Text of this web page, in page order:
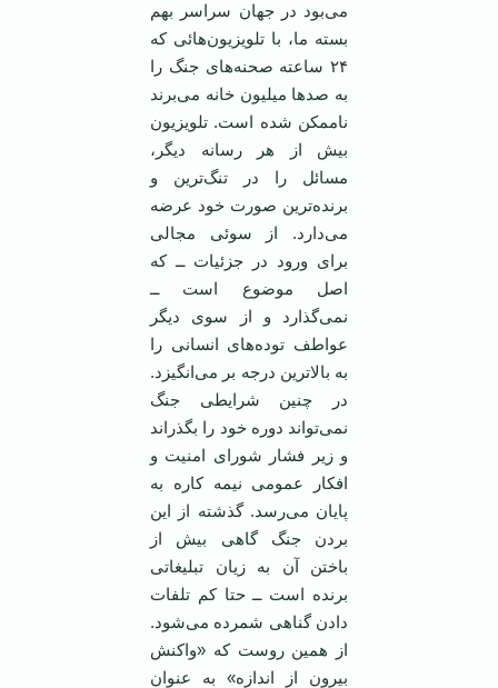
می‌بود در جهان سراسر بهم
بسته ما، با تلویزیون‌هائی که
۲۴ ساعته صحنه‌های جنگ را
به صد‌ها میلیون خانه می‌برند
نا‌ممکن شده است. تلویزیون
بیش از هر رسانه دیگر،
مسائل را در تنگ‌ترین و
برنده‌ترین صورت خود عرضه
می‌دارد. از سوئی مجالی
برای ورود در جزئیات ــ که
اصل موضوع است ــ
نمی‌گذارد و از سوی دیگر
عواطف توده‌های انسانی را
به بالا‌ترین درجه بر می‌انگیزد.
در چنین شرایطی جنگ
نمی‌تواند دوره خود را بگذراند
و زیر فشار شورای امنیت و
افکار عمومی ‌نیمه کاره به
پایان می‌رسد. گذشته از این
بردن جنگ گاهی بیش از
باختن آن به زیان تبلیغاتی
برنده است ــ حتا کم تلفات
دادن گناهی شمرده می‌شود.
از همین روست که «واکنش
بیرون از اندازه» به عنوان